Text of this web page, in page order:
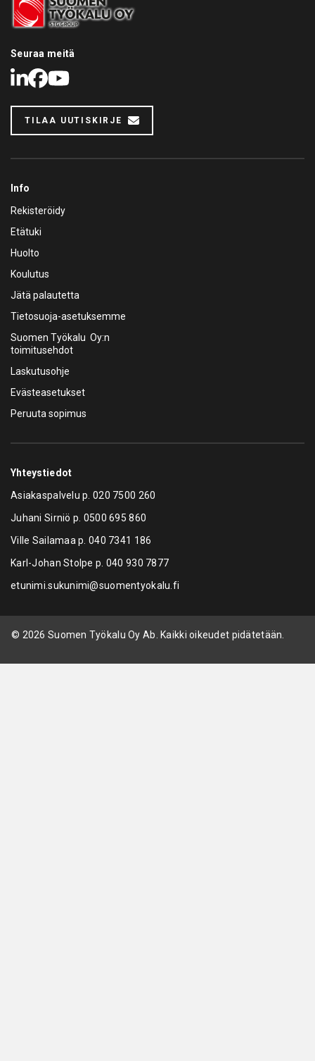
Seuraa meitä
LinkedIn
Facebook
Youtube
TILAA UUTISKIRJE
Info
Rekisteröidy
Etätuki
Huolto
Koulutus
Jätä palautetta
Tietosuoja-asetuksemme
Suomen Työkalu Oy:n
toimitusehdot
Laskutusohje
Evästeasetukset
Peruuta sopimus
Yhteystiedot
Asiakaspalvelu p.020 7500 260
Juhani Sirniö p. 0500 695 860
Ville Sailamaa p.040 7341 186
Karl-Johan Stolpe p. 040 930 7877
etunimi.sukunimi@suomentyokalu.fi
© 2026 Suomen Työkalu Oy Ab. Kaikki oikeudet pidätetään.